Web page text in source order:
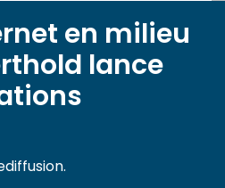
en milieu
lance